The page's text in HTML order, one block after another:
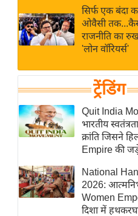
ई-पेपर
मिसाल बेमिसाल
शख्सियत
यंग इंडिया
साहित्य जगत
ऑटो वर्ल्ड
न्यूज ब्रीफ
मनोरंजन जगत
बॉलीवुड
हॉलीवुड
फिल्म समीक्षा
सिर्फ एक बंदा
ओवैसी
राजनीति का
'लोन वॉरियर्स'
ट्रेंडिंग
Quit India
भारतीय
क्रांति जिसने
Empire की
National
2026:
Women
दिशा में